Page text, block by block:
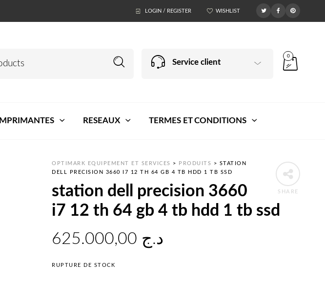
LOGIN / REGISTER WISHLIST
Service client
0
IMPRIMANTES RESEAUX TERMES ET CONDITIONS
SHARE
OPTIMARK EQUIPEMENT ET SERVICES > PRODUITS > STATION
DELL PRECISION 3660 I7 12 TH 64 GB 4 TB HDD 1 TB SSD
station dell precision 3660
i7 12 th 64 gb 4 tb hdd 1 tb ssd
د.ج
RUPTURE DE STOCK